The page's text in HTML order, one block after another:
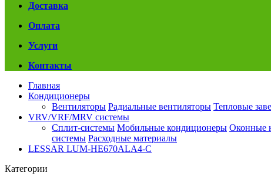
Доставка
Оплата
Услуги
Контакты
Главная
Кондиционеры
Вентиляторы Радиальные вентиляторы Тепловые
VRV/VRF/MRV системы
Сплит-системы Мобильные кондиционеры Оконные
системы Расходные материалы
LESSAR LUM-HE670ALA4-C
Категории